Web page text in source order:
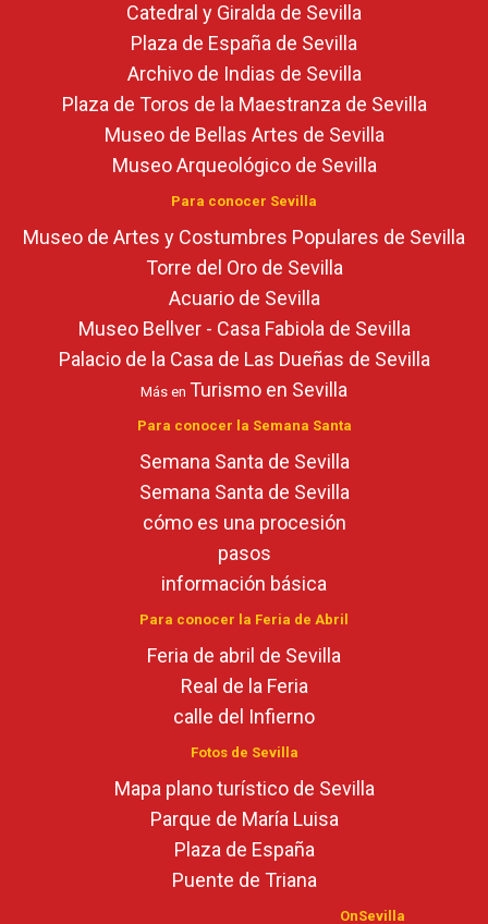
Catedral y Giralda de Sevilla
Plaza de España de Sevilla
Archivo de Indias de Sevilla
Plaza de Toros de la Maestranza de Sevilla
Museo de Bellas Artes de Sevilla
Museo Arqueológico de Sevilla
Para conocer Sevilla
Museo de Artes y Costumbres Populares de Sevilla
Torre del Oro de Sevilla
Acuario de Sevilla
Museo Bellver - Casa Fabiola de Sevilla
Palacio de la Casa de Las Dueñas de Sevilla
Más en Turismo en Sevilla
Para conocer la Semana Santa
Semana Santa de Sevilla
Semana Santa de Sevilla
cómo es una procesión
pasos
información básica
Para conocer la Feria de Abril
Feria de abril de Sevilla
Real de la Feria
calle del Infierno
Fotos de Sevilla
Mapa plano turístico de Sevilla
Parque de María Luisa
Plaza de España
Puente de Triana
OnSevilla